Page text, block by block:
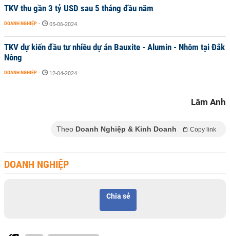
TKV thu gần 3 tỷ USD sau 5 tháng đầu năm
DOANH NGHIỆP - 05-06-2024
TKV dự kiến đầu tư nhiều dự án Bauxite - Alumin - Nhôm tại Đắk
Nông
DOANH NGHIỆP - 12-04-2024
Lâm Anh
Theo Doanh Nghiệp & Kinh Doanh Copy link
DOANH NGHIỆP
Chia sẻ